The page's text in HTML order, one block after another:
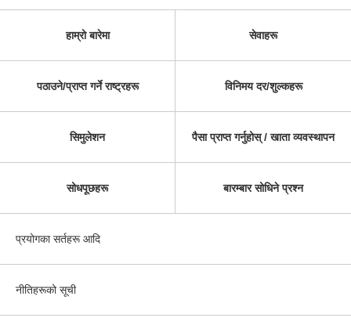
हाम्रो बारेमा सेवाहरू
पठाउने/प्राप्त गर्ने राष्ट्रहरू विनिमय दर/शुल्कहरू
सिमुलेशन पैसा प्राप्त गर्नुहोस् / खाता व्यवस्थापन
सोधपूछहरू बारम्बार सोधिने प्रश्न
प्रयोगका सर्तहरू आदि
नीतिहरूको सूची